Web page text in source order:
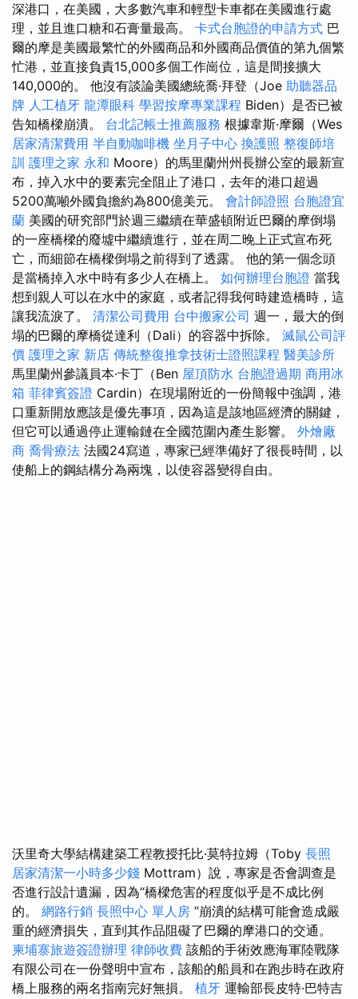
深港口，在美國，大多數汽車和輕型卡車都在美國進行處
理，並且進口糖和石膏量最高。 卡式台胞證的申請方式 巴
爾的摩是美國最繁忙的外國商品和外國商品價值的第九個繁
忙港，並直接負責15,000多個工作崗位，這是間接擴大
140,000的。 他沒有談論美國總統喬·拜登（Joe 助聽器品
牌 人工植牙 龍潭眼科 學習按摩專業課程 Biden）是否已被
告知橋樑崩潰。 台北記帳士推薦服務 根據韋斯·摩爾（Wes
居家清潔費用 半自動咖啡機 坐月子中心 換護照 整復師培
訓 護理之家 永和 Moore）的馬里蘭州州長辦公室的最新宣
布，掉入水中的要素完全阻止了港口，去年的港口超過
5200萬噸外國負擔約為800億美元。 會計師證照 台胞證宜
蘭 美國的研究部門於週三繼續在華盛頓附近巴爾的摩倒塌
的一座橋樑的廢墟中繼續進行，並在周二晚上正式宣布死
亡，而細節在橋樑倒塌之前得到了透露。 他的第一個念頭
是當橋掉入水中時有多少人在橋上。 如何辦理台胞證 當我
想到親人可以在水中的家庭，或者記得我何時建造橋時，這
讓我流淚了。 清潔公司費用 台中搬家公司 週一，最大的倒
塌的巴爾的摩橋從達利（Dali）的容器中拆除。 滅鼠公司評
價 護理之家 新店 傳統整復推拿技術士證照課程 醫美診所
馬里蘭州參議員本·卡丁（Ben 屋頂防水 台胞證過期 商用冰
箱 菲律賓簽證 Cardin）在現場附近的一份簡報中強調，港
口重新開放應該是優先事項，因為這是該地區經濟的關鍵，
但它可以通過停止運輸鏈在全國范圍內產生影響。 外燴廠
商 喬骨療法 法國24寫道，專家已經準備好了很長時間，以
使船上的鋼結構分為兩塊，以使容器變得自由。
沃里奇大學結構建築工程教授托比·莫特拉姆（Toby 長照
居家清潔一小時多少錢 Mottram）說，專家是否會調查是
否進行設計遺漏，因為“橋樑危害的程度似乎是不成比例
的。 網路行銷 長照中心 單人房 ”崩潰的結構可能會造成嚴
重的經濟損失，直到其作品阻礙了巴爾的摩港口的交通。
柬埔寨旅遊簽證辦理 律師收費 該船的手術效應海軍陸戰隊
有限公司在一份聲明中宣布，該船的船員和在跑步時在政府
橋上服務的兩名指南完好無損。 植牙 運輸部長皮特·巴特吉